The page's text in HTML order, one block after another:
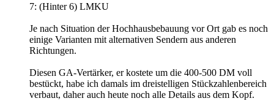
7: (Hinter 6) LMKU
Je nach Situation der Hochhausbebauung vor Ort gab es noch
einige Varianten mit alternativen Sendern aus anderen
Richtungen.
Diesen GA-Vertärker, er kostete um die 400-500 DM voll
bestückt, habe ich damals im dreistelligen Stückzahlenbereich
verbaut, daher auch heute noch alle Details aus dem Kopf.